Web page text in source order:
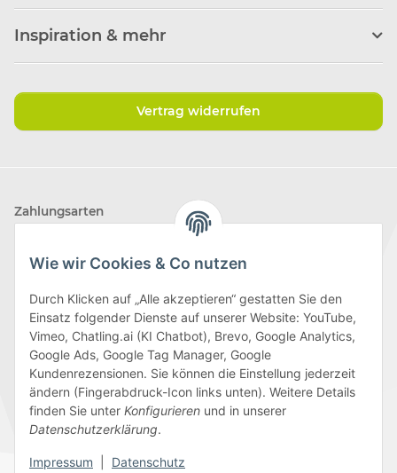
Wie wir Cookies & Co nutzen
Durch Klicken auf „Alle akzeptieren“ gestatten Sie den
Einsatz folgender Dienste auf unserer Website: YouTube,
Vimeo, Chatling.ai (KI Chatbot), Brevo, Google Analytics,
Google Ads, Google Tag Manager, Google
Kundenrezensionen. Sie können die Einstellung jederzeit
ändern (Fingerabdruck-Icon links unten). Weitere Details
finden Sie unter Konfigurieren und in unserer
Datenschutzerklärung.
Impressum Datenschutz
Inspiration & mehr
Vertrag widerrufen
Zahlungsarten
Wir versenden mit
Folge uns